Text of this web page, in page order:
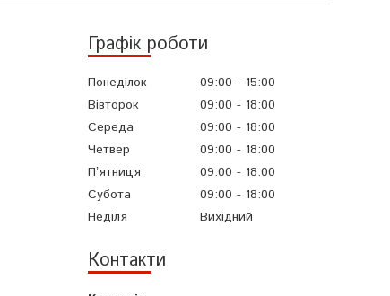
Графік роботи
Понеділок 09:00
15:00
Вівторок
09:00
18:00
Середа
09:00
18:00
Четвер
09:00
18:00
Пʼятниця
09:00
18:00
Субота
09:00
18:00
Неділя
Вихідний
Контакти